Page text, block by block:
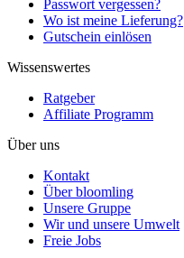
Passwort vergessen?
Wo ist meine Lieferung?
Gutschein einlösen
Wissenswertes
Ratgeber
Affiliate Programm
Über uns
Kontakt
Über bloomling
Unsere Gruppe
Wir und unsere Umwelt
Freie Jobs